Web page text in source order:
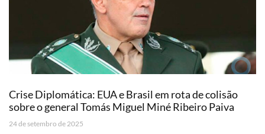
Crise Diplomática: EUA e Brasil em rota de colisão
sobre o general Tomás Miguel Miné Ribeiro Paiva
24 de setembro de 2025